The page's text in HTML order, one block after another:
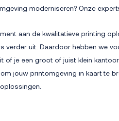
moderniseren? Onze
aan de kwalitatieve printing
verder uit. Daardoor hebben we
of je een groot of juist klein
jouw printomgeving in kaart te